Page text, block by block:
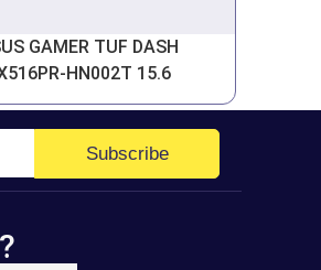
GAMER TUF DASH
HN002T 15.6
Subscribe